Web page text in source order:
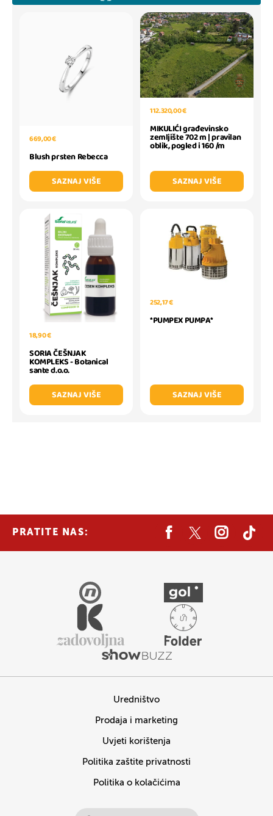
669,00 €
Blush prsten Rebecca
SAZNAJ VIŠE
112.320,00 €
MIKULIĆI građevinsko
zemljište 702 m | pravilan
oblik, pogled i 160 /m
SAZNAJ VIŠE
18,90 €
SORIA ČEŠNJAK
KOMPLEKS - Botanical
sante d.o.o.
SAZNAJ VIŠE
252,17 €
*PUMPEX PUMPA*
SAZNAJ VIŠE
PRATITE NAS:
Uredništvo
Prodaja i marketing
Uvjeti korištenja
Politika zaštite privatnosti
Politika o kolačićima